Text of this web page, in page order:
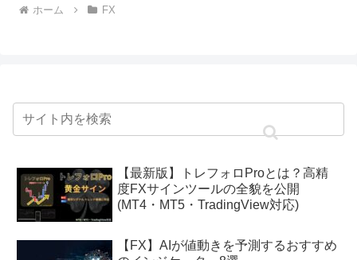
ホーム FX
【最新版】トレフォロProとは？高精
度FXサインツールの全貌を公開
(MT4・MT5・TradingView対応)
【FX】AIが値動きを予測するおすすめ